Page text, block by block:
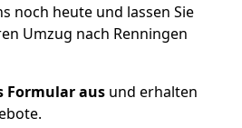
noch heute und lassen Sie
Umzug nach Renningen
Formular aus und erhalten